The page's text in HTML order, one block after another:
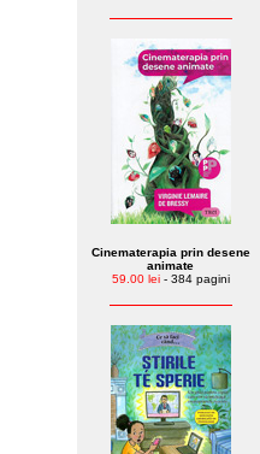
Cinematerapia prin desene
animate
59.00 lei- 384 pagini